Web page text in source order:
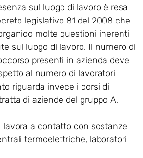
sul luogo di lavoro è resa
legislativo 81 del 2008 che
molte questioni inerenti
sul luogo di lavoro. Il numero di
presenti in azienda deve
al numero di lavoratori
riguarda invece i corsi di
di aziende del gruppo A,
lavora a contatto con sostanze
termoelettriche, laboratori